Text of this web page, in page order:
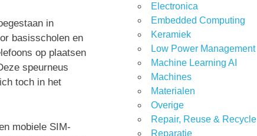
in
basisscholen en
op plaatsen
speurneus
toch in het
mobiele SIM-
Electronica
Embedded Computing
Keramiek
Low Power Management
Machine Learning AI
Machines
Materialen
Overige
Repair, Reuse & Recycle
Reparatie